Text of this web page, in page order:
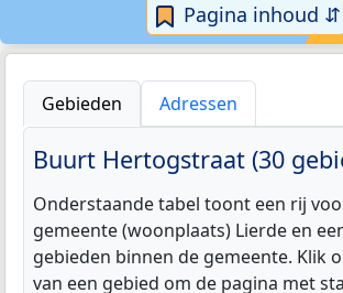
Pagina inhoud ⇵
Gebieden Adressen
Buurt Hertogstraat (30
Onderstaande tabel toont een rij
gemeente (woonplaats) Lierde en
gebieden binnen de gemeente. Klik
van een gebied om de pagina met